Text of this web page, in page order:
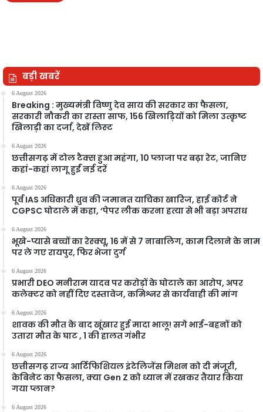
बड़ी खबरें
6 August 2026
Breaking : मुख्यमंत्री विष्णु देव साय की सरकार का फैसला,
सरकारी नौकरी का रास्ता साफ, 156 खिलाड़ियों को मिला उत्कृष्ट
खिलाड़ी का दर्जा, देखें लिस्‍ट
6 August 2026
छत्तीसगढ़ में टोल टैक्स हुआ महंगा, 10 प्लाजा पर बढ़ा रेट, जानिए
कहां-कहां लागू हुईं नई दरें
6 August 2026
पूर्व IAS अधिकारी ध्रुव की जमानत याचिका खारिज, हाई कोर्ट ने
CGPSC घोटाले में कहा, ‘पेपर लीक करना हत्या से भी बड़ा अपराध
6 August 2026
भूखे-प्यासे बच्चों का रेस्क्यू, 16 में से 7 नाबालिग, काम दिलाने के नाम
पर ले गए रायपुर, फिर भेजा दुर्ग
6 August 2026
प्रभारी DEO मनीराम यादव पर करोड़ों के घोटाले का आरोप, अपर
कलेक्टर को नहीं दिए दस्तावेज, कमिश्नर से कार्यवाही की मांग
6 August 2026
शावक की मौत के बाद खूंखार हुई मादा भालू! सगे भाई-बहनों को
उतारा मौत के घाट , 1 की हालत गंभीर
6 August 2026
छत्तीसगढ़ राज्य आर्टिफिशियल इंटेलिजेंस मिशन को दी मंजूरी,
केबिनेट का फैसला, क्या Gen Z को ध्यान में रखकर तैयार किया
गया प्लान?
6 August 2026